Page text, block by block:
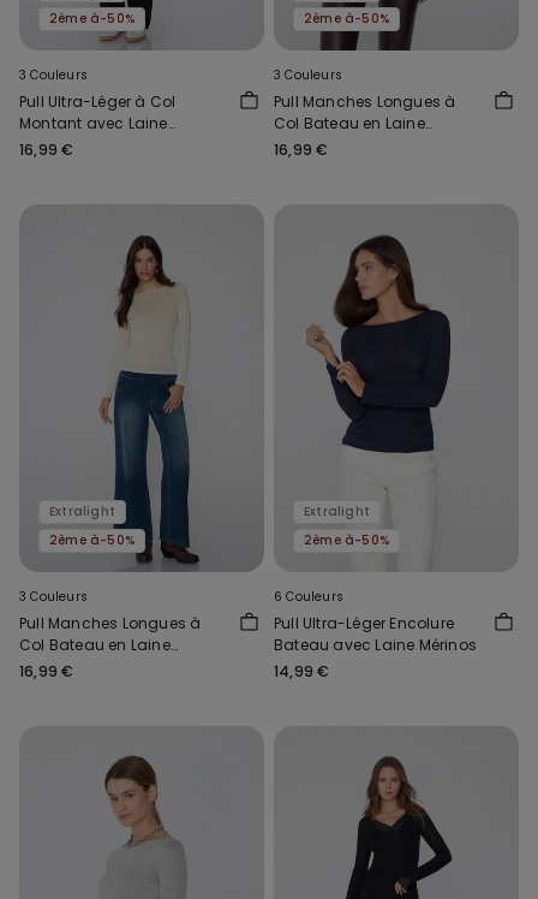
2ème à-50%
3 Couleurs
Pull Ultra-Léger à Col
Montant avec Laine
Mérinos
16,99 €
2ème à-50%
3 Couleurs
Pull Manches Longues à
Col Bateau en Laine
Mérinos Lamée et Viscose
16,99 €
Extralight
2ème à-50%
3 Couleurs
Pull Manches Longues à
Col Bateau en Laine
Mérinos Lamée et Viscose
16,99 €
Extralight
2ème à-50%
6 Couleurs
Pull Ultra-Léger Encolure
Bateau avec Laine Mérinos
14,99 €